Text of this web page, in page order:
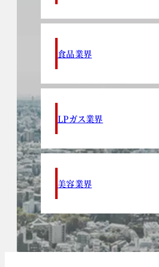
食品業界
LPガス業界
美容業界